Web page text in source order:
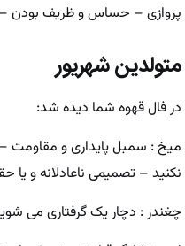
پروازی – حساس و ظریف بودن –
متولدین شهریور
در فال قهوه شما دیده شد:
میخ : سمبل پایداری و مقاومت –
نکنید – تصمیمی ناعادلانه و یا
چغندر : دچار یک گرفتاری می